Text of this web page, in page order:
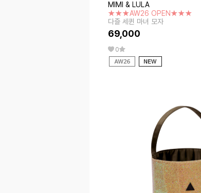
MIMI & LULA
★★★AW26 OPEN★★★
다즐 세퀸 마녀 모자
69,000
0